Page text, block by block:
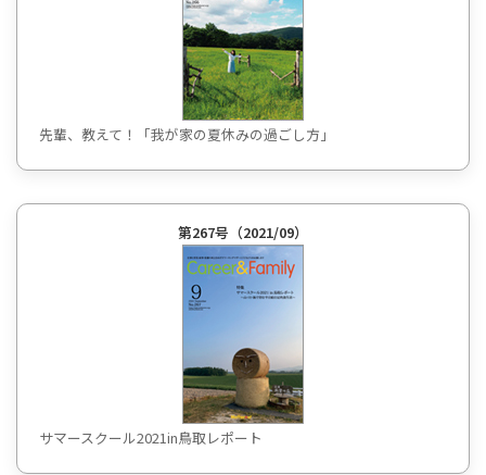
先輩、教えて！「我が家の夏休みの過ごし方」
第267号（2021/09）
サマースクール2021in鳥取レポート